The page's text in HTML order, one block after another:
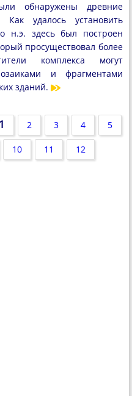
обнаружены древние
Как удалось установить
н.э. здесь был построен
просуществовал более
комплекса могут
и фрагментами
зданий.
1 2 3 4 5
10 11 12